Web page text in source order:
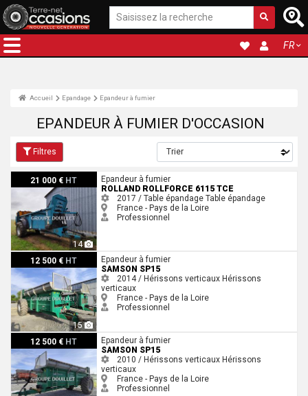
FR
Accueil Epandage Epandeur à fumier
EPANDEUR À FUMIER D'OCCASION
Filtres
21 000 € HT
14
Rolland ROLLFORCE 6115 TCEEpandeur à fumier
ROLLAND ROLLFORCE 6115 TCE
2017 / Table épandage Table épandage
France - Pays de la Loire
Professionnel
12 500 € HT
15
Samson SP15
Epandeur à fumier
SAMSON SP15
2014 / Hérissons verticaux Hérissons
verticaux
France - Pays de la Loire
Professionnel
12 500 € HT
Samson SP15
Epandeur à fumier
SAMSON SP15
2010 / Hérissons verticaux Hérissons
verticaux
France - Pays de la Loire
Professionnel